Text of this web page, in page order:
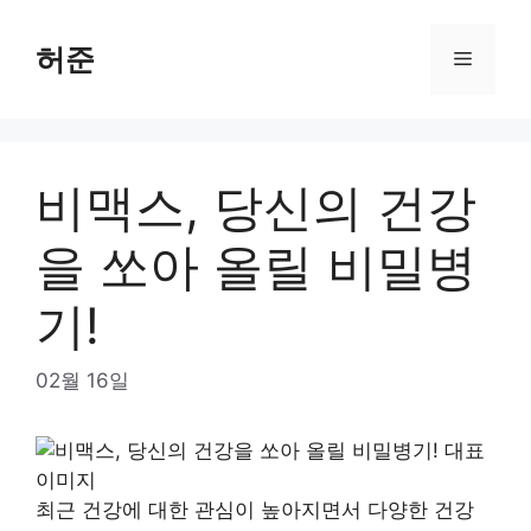
content
허준 Menu
비맥스, 당신의 건강
을 쏘아 올릴 비밀병
기!
02월 16일
최근 건강에 대한 관심이 높아지면서 다양한 건강